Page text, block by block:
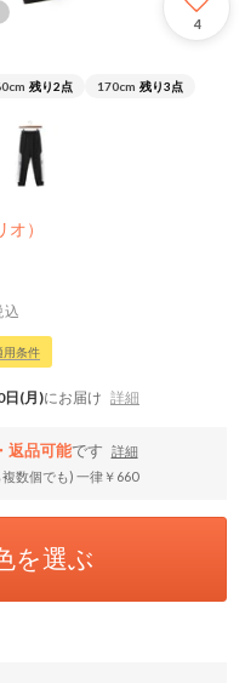
4
残り2点 170cm 残り3点
）
込
条件
日(月)にお届け 詳細
返品可能です
詳細
数個でも) 一律￥660
を選ぶ